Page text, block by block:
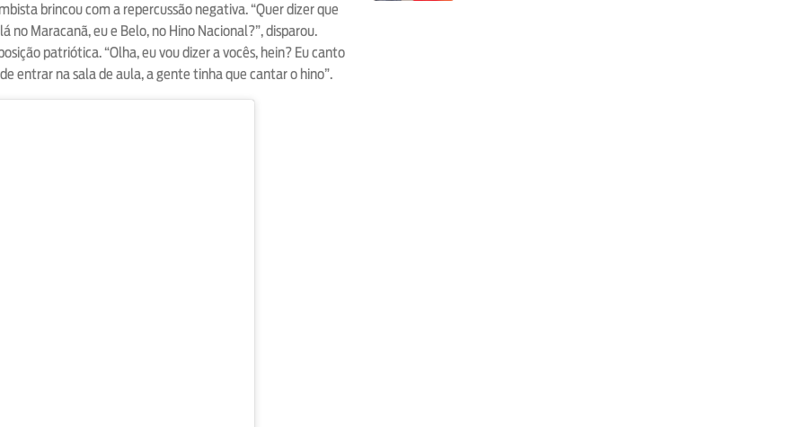
brincou com a repercussão negativa. “Quer dizer que
Maracanã, eu e Belo, no Hino Nacional?”, disparou.
patriótica. “Olha, eu vou dizer a vocês, hein? Eu canto
entrar na sala de aula, a gente tinha que cantar o hino”.